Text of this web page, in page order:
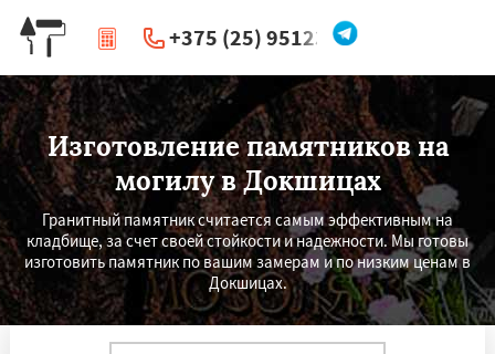
+375 (25) 951234
| Перезвоните мне
Изготовление памятников на
могилу в Докшицах
Гранитный памятник считается самым эффективным на
кладбище, за счет своей стойкости и надежности. Мы готовы
изготовить памятник по вашим замерам и по низким ценам в
Докшицах.